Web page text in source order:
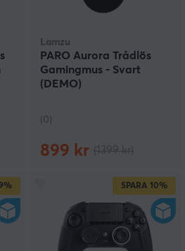
Lamzu
PARO Aurora Trådlös
Gamingmus - Svart
(DEMO)
(0)
899 kr
SPARA 10%